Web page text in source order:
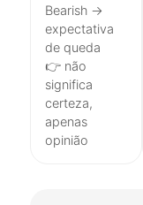
Bearish →
expectativa
de queda
👉 não
significa
certeza,
apenas
opinião